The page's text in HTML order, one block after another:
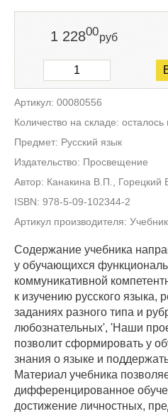
1 22800руб
Артикул: 00080556
Количество на складе: осталось
Предмет: Русский язык
Издательство: Просвещение
Автор: Канакина В.П., Горецкий
ISBN: 978-5-09-102344-2
Артикул производителя:
Содержание учебника
у обучающихся
коммуникативной
к изучению русского языка,
заданиях разного типа и
любознательных', 'Наши
позволит сформировать у
знания о языке и
Материал учебника
дифференцированное
достижение личностных,